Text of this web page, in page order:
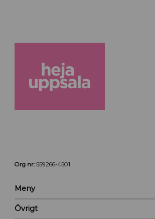
Org nr:559266-4501
Meny
Övrigt